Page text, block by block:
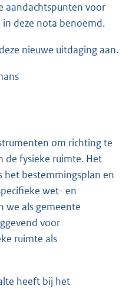
aandachtspunten voor
deze nota benoemd.
nieuwe uitdaging aan.
om richting te
de fysieke ruimte. Het
het bestemmingsplan en
wet- en
we als gemeente
voor
ruimte als
heeft bij het